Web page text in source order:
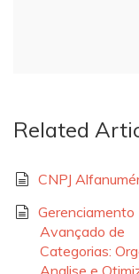
Related
CNPJ
Gerenciamento
Avançado de
Categorias: